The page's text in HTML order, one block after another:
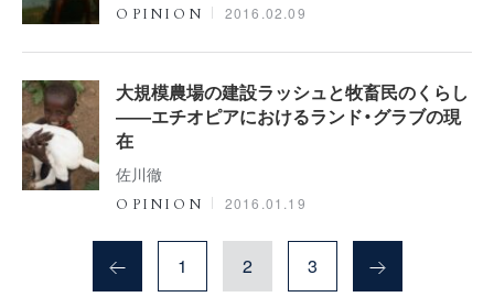
OPINION 2016.02.09
大規模農場の建設ラッシュと牧畜民のくらし
――エチオピアにおけるランド・グラブの現
在
佐川徹
OPINION 2016.01.19
1 2 3